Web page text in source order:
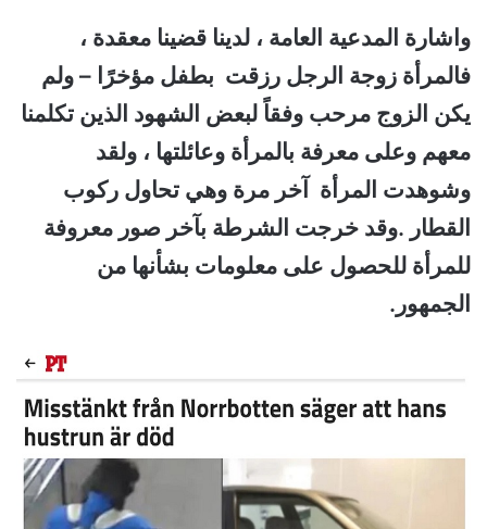
واشارة المدعية العامة ، لدينا قضينا معقدة ،
فالمرأة زوجة الرجل رزقت بطفل مؤخرًا – ولم
يكن الزوج مرحب وفقاً لبعض الشهود الذين تكلمنا
معهم وعلى معرفة بالمرأة وعائلتها ، ولقد
وشوهدت المرأة آخر مرة وهي تحاول ركوب
القطار .وقد خرجت الشرطة بآخر صور معروفة
للمرأة للحصول على معلومات بشأنها من
الجمهور.